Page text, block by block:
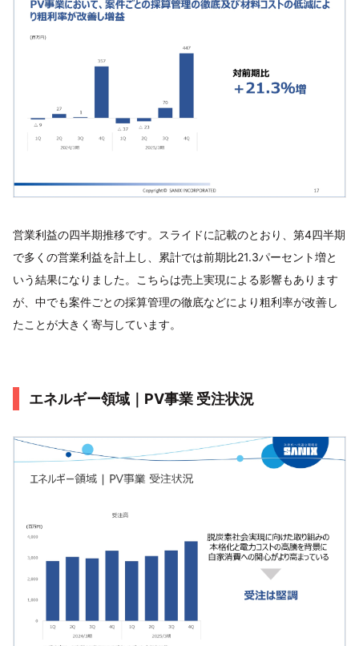
営業利益の四半期推移です。スライドに記載のとおり、第4四半期
で多くの営業利益を計上し、累計では前期比21.3パーセント増と
いう結果になりました。こちらは売上実現による影響もあります
が、中でも案件ごとの採算管理の徹底などにより粗利率が改善し
たことが大きく寄与しています。
エネルギー領域｜PV事業 受注状況